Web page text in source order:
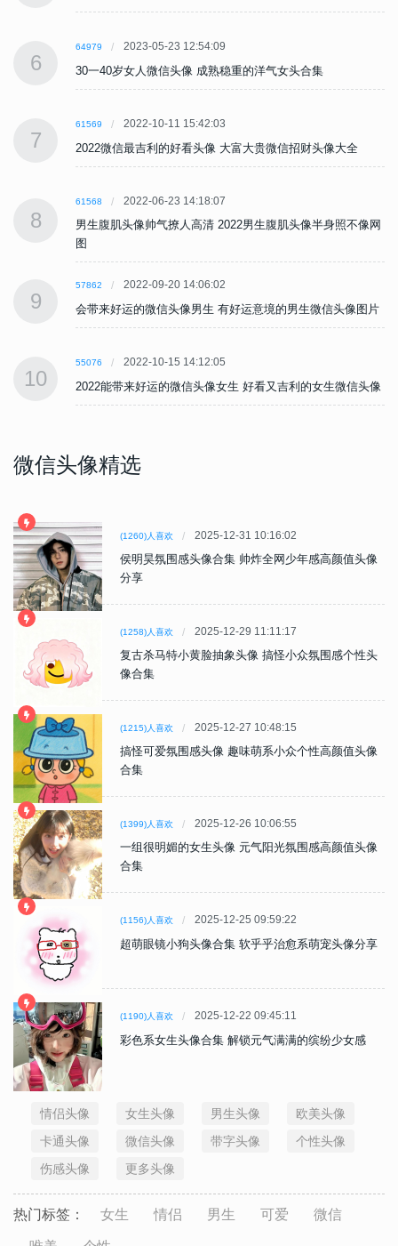
6
64979 2023-05-23 12:54:09
30一40岁女人微信头像 成熟稳重的洋气女头合集
7
61569 2022-10-11 15:42:03
2022微信最吉利的好看头像 大富大贵微信招财头像大全
8
61568 2022-06-23 14:18:07
男生腹肌头像帅气撩人高清 2022男生腹肌头像半身照不像网
图
9
57862 2022-09-20 14:06:02
会带来好运的微信头像男生 有好运意境的男生微信头像图片
10
55076 2022-10-15 14:12:05
2022能带来好运的微信头像女生 好看又吉利的女生微信头像
微信头像精选
(1260)人喜欢 2025-12-31 10:16:02
侯明昊氛围感头像合集 帅炸全网少年感高颜值头像
分享
(1258)人喜欢 2025-12-29 11:11:17
复古杀马特小黄脸抽象头像 搞怪小众氛围感个性头
像合集
(1215)人喜欢 2025-12-27 10:48:15
搞怪可爱氛围感头像 趣味萌系小众个性高颜值头像
合集
(1399)人喜欢 2025-12-26 10:06:55
一组很明媚的女生头像 元气阳光氛围感高颜值头像
合集
(1156)人喜欢 2025-12-25 09:59:22
超萌眼镜小狗头像合集 软乎乎治愈系萌宠头像分享
(1190)人喜欢 2025-12-22 09:45:11
彩色系女生头像合集 解锁元气满满的缤纷少女感
情侣头像 女生头像 男生头像
欧美头像
卡通头像
微信头像 带字头像
个性头像
伤感头像
更多头像
热门标签： 女生 情侣 男生 可爱 微信